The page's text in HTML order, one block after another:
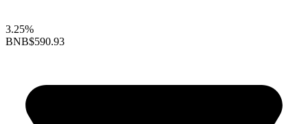
3.25%
BNB$590.93